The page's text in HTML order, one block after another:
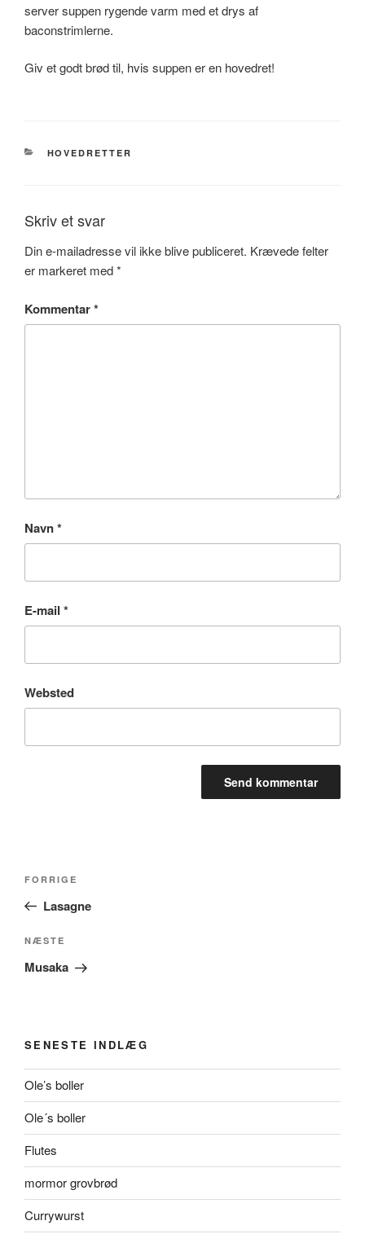
server suppen rygende varm med et drys af
baconstrimlerne.
Giv et godt brød til, hvis suppen er en hovedret!
KATEGORIER
HOVEDRETTER
Skriv et svar
Din e-mailadresse vil ikke blive publiceret. Krævede felter
er markeret med*
Kommentar*
Navn*
E-mail *
Websted
Forrige
indlæg
FORRIGE
Lasagne
Næste
indlæg
NÆSTE
Musaka
SENESTE INDLÆG
Ole’s boller
Ole´s boller
Flutes
mormor grovbrød
Currywurst